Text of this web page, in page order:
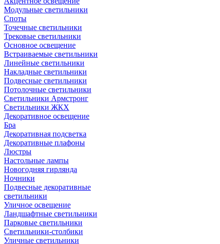
Модульные светильники
Споты
Точечные светильники
Трековые светильники
Основное освещение
Встраиваемые светильники
Линейные светильники
Накладные светильники
Подвесные светильники
Потолочные светильники
Светильники Армстронг
Светильники ЖКХ
Декоративное освещение
Бра
Декоративная подсветка
Декоративные плафоны
Люстры
Настольные лампы
Новогодняя гирлянда
Ночники
Подвесные декоративные
светильники
Уличное освещение
Ландшафтные светильники
Парковые светильники
Светильники-столбики
Уличные светильники